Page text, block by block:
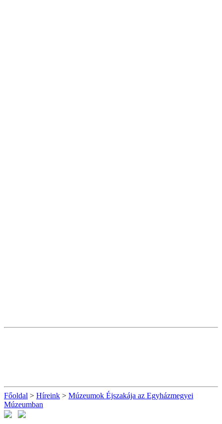
Főoldal > Híreink > Múzeumok Éjszakája az Egyházmegyei
Múzeumban